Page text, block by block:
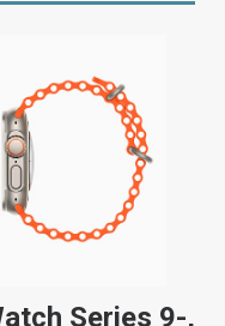
Series 9-,